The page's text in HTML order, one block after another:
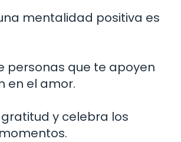
mentalidad positiva es
personas que te apoyen
en el amor.
y celebra los